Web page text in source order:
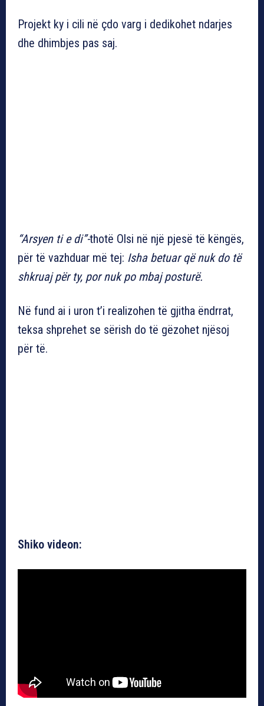
Projekt ky i cili në çdo varg i dedikohet ndarjes
dhe dhimbjes pas saj.
“Arsyen ti e di”-thotë Olsi në një pjesë të këngës,
për të vazhduar më tej: Isha betuar që nuk do të
shkruaj për ty, por nuk po mbaj posturë.
Në fund ai i uron t’i realizohen të gjitha ëndrrat,
teksa shprehet se sërish do të gëzohet njësoj
për të.
Shiko videon: